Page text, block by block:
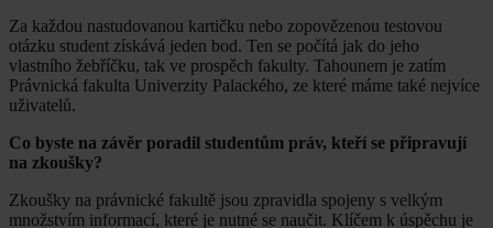
Za každou nastudovanou kartičku nebo zopovězenou testovou
otázku student získává jeden bod. Ten se počítá jak do jeho
vlastního žebříčku, tak ve prospěch fakulty. Tahounem je zatím
Právnická fakulta Univerzity Palackého, ze které máme také nejvíce
uživatelů.
Co byste na závěr poradil studentům práv, kteří se připravují
na zkoušky?
Zkoušky na právnické fakultě jsou zpravidla spojeny s velkým
množstvím informací, které je nutné se naučit. Klíčem k úspěchu je